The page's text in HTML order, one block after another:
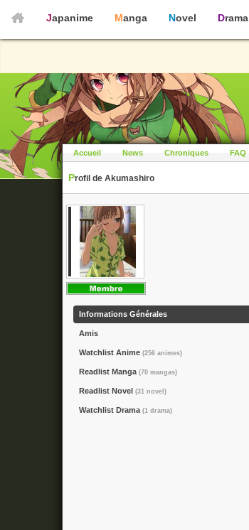
Japanime Manga Novel Drama
Accueil News Chroniques FAQ
Profil de Akumashiro
Informations Générales
Amis
Watchlist Anime (256 animes)
Readlist Manga (70 mangas)
Readlist Novel (31 novel)
Watchlist Drama (1 drama)